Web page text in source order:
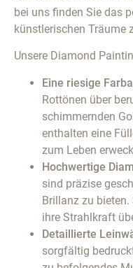
bei uns finden Sie das
künstlerischen Träume
Unsere Diamond
Eine riesige
Rottönen über
schimmernden
enthalten eine
zum Leben
Hochwertige
sind präzise
Brillanz zu
ihre Strahlkraft
Detaillierte
sorgfältig